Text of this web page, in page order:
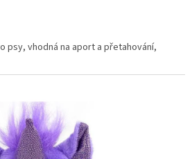
psy, vhodná na aport a přetahování,